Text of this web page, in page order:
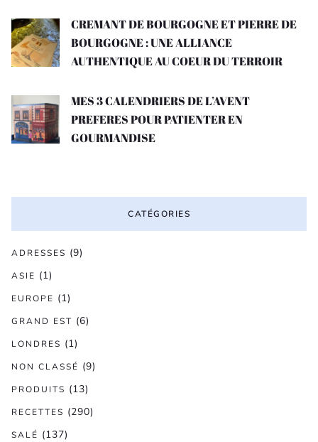
CREMANT DE BOURGOGNE ET PIERRE DE
BOURGOGNE : UNE ALLIANCE
AUTHENTIQUE AU COEUR DU TERROIR
MES 3 CALENDRIERS DE L’AVENT
PREFERES POUR PATIENTER EN
GOURMANDISE
CATÉGORIES
ADRESSES (9)
ASIE (1)
EUROPE (1)
GRAND EST (6)
LONDRES (1)
NON CLASSÉ (9)
PRODUITS (13)
RECETTES (290)
SALÉ (137)